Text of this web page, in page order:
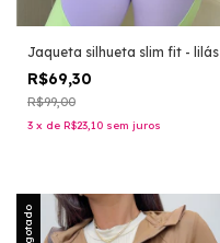
Jaqueta silhueta slim fit - lilás
R$69,30
R$99,00
3 x de R$23,10 sem juros
Esgotado